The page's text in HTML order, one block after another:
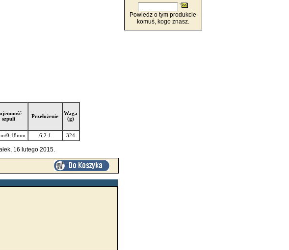
szpuli
Przełożenie
Waga
(g)
0,18mm 6,2:1 324
16 lutego 2015.
Powiedz o tym produkcie
komuś, kogo znasz.